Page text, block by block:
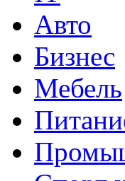
Авто
Бизнес
Мебель